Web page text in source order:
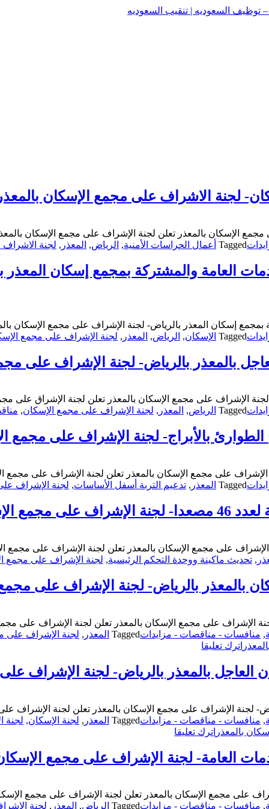
لجنة الاشراف على مجمع الإسكان
مجمع الإسكان بالمعذر تعلن لجنة الإشراف على مجمع الإسكان
Tagged أعمال الحراسات الأمنية, الرياض, المعذر , لجنة
العامة والمشتركة بمجمع إسكان
إسكان المعذر بالرياض- لجنة الإشراف على مجمع الإسكان
Tagged الإسكان, الرياض, المعذر , لجنة الإشراف على مجمع
بالمعذر بالرياض- لجنة الإشراف على
الإشراف على مجمع الإسكان بالمعذر تعلن لجنة الإشراق على
Tagged الرياض, المعذر , لجنة الإشراف على مجمع الإسكان,
بالأبراج- لجنة الإشراف على مجمع
على مجمع الإسكان بالمعذر تعلن لجنة الإشراف على مجمع
Tagged المعذر , تدعيم التربة أسفل الأساسات, لجنة الإشراف
بالمعذر
, تحديث ماكينة ووحدة التحكم الرئيسية, لجنة الإشراف على مجمع
بالمعذر بالرياض- لجنة الإشراف على
الإشراف على مجمع الإسكان بالمعذر تعلن لجنة الإشراف على
, منافسات - مناقصات - مزايداتTagged المعذر , لجنة الإشراف على
اترك تعليقا
أعمال
الحراسات
الإسكان
بالمعذر
بالرياض-
الإشراف
الإسكان
بالمعذر
العاجل بالمعذر بالرياض- لجنة الإشراف
لجنة الإشراف على مجمع الإسكان بالمعذر تعلن لجنة الإشراف
, منافسات - مناقصات - مزايداتTagged المعذر , لجنة الإسكان, لجنة
بالمعذر اترك تعليقا
إيجار
المحلات
بمجمع
الإسكان
العامة- لجنة الإشراف على مجمع
على مجمع الإسكان بالمعذر تعلن لجنة الإشراف على مجمع
, منافسات - مناقصات - مزايداتTagged الرياض, المعذر , لجنة